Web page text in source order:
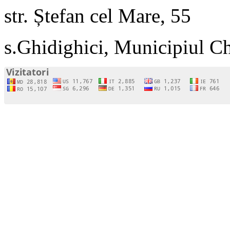
str. Ștefan cel Mare, 55
s.Ghidighici, Municipiul